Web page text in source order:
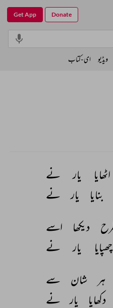
اٹھایا یار نے
بنایا یار نے
دیکھا اسے
چھپایا یار نے
ہر شان
سے
دکھایا یار نے
Get App Donate
ویڈیو ای-کتاب